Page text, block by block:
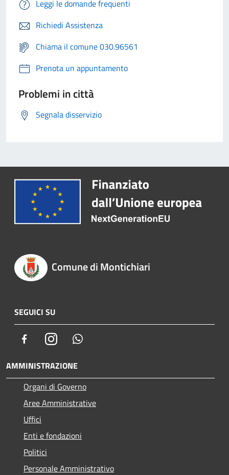
Leggi le domande frequenti
Richiedi Assistenza
Chiama il comune 030.96561
Prenota un appuntamento
Problemi in città
Segnala disservizio
Comune di Montichiari
SEGUICI SU
FacebookInstagram
AMMINISTRAZIONE
Organi di Governo
Aree Amministrative
Uffici
Enti e fondazioni
Politici
Personale Amministrativo